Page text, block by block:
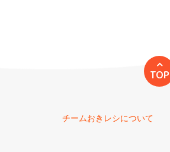
TOP
チームおきレシについて